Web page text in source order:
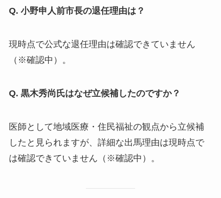
Q. 小野申人前市長の退任理由は？
現時点で公式な退任理由は確認できていません
（※確認中）。
Q. 黒木秀尚氏はなぜ立候補したのですか？
医師として地域医療・住民福祉の観点から立候補
したと見られますが、詳細な出馬理由は現時点で
は確認できていません（※確認中）。